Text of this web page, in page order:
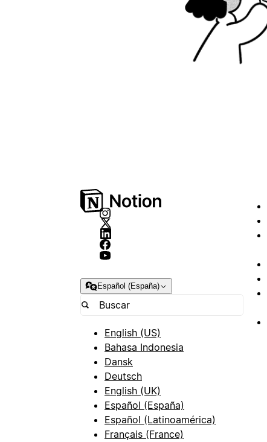
Español (España)
English (US)
Bahasa Indonesia
Dansk
Deutsch
English (UK)
Español (España)
Español (Latinoamérica)
Français (France)